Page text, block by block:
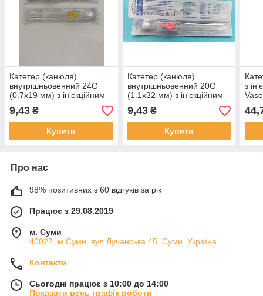
Катетер (канюля)
внутрішньовенний 24G
(0.7x19 мм) з ін'єкційним
портом "ALEXPHARM"
9,43 ₴
Купити
Катетер (канюля)
внутрішньовенний 20G
(1.1x32 мм) з ін'єкційним
портом "ALEXPHARM"
9,43₴
Купити
з
Про нас
98% позитивних з 60 відгуків за рік
Працює з 29.08.2019
м. Суми
40022, м.Суми, вул.Лучанська,45, Суми, Україна
Контакти
Сьогодні працює з 10:00 до 14:00
Показати весь графік роботи